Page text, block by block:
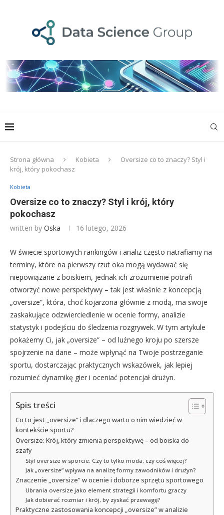
Strona główna Kobieta
Oversize co to znaczy? Styl i
krój, który pokochasz
Kobieta
Oversize co to znaczy? Styl i krój, który
pokochasz
written by Oska 16 lutego, 2026
W świecie sportowych rankingów i analiz często natrafiamy na
terminy, które na pierwszy rzut oka mogą wydawać się
niepowiązane z boiskiem, jednak ich zrozumienie potrafi
otworzyć nowe perspektywy – tak jest właśnie z koncepcją
„oversize”, która, choć kojarzona głównie z modą, ma swoje
zaskakujące odzwierciedlenie w ocenie formy, analizie
statystyk i podejściu do śledzenia rozgrywek. W tym artykule
pokażemy Ci, jak „oversize” – od luźnego kroju po szersze
spojrzenie na dane – może wpłynąć na Twoje postrzeganie
sportu, dostarczając praktycznych wskazówek, jak lepiej
rozumieć dynamikę gier i oceniać potencjał drużyn.
Spis treści
Co to jest „oversize” i dlaczego warto o nim wiedzieć w
kontekście sportu?
Oversize: Krój, który zmienia perspektywę – od boiska do
szafy
Styl oversize w sporcie: Czy to tylko moda, czy coś więcej?
Jak „oversize” wpływa na analizę formy zawodników i drużyn?
Znaczenie „oversize” w ocenie i doborze sprzętu sportowego
Ubrania oversize jako element strategii i komfortu graczy
Jak dobierać rozmiar i krój, by zyskać przewagę?
Praktyczne zastosowania koncepcji „oversize” w analizie